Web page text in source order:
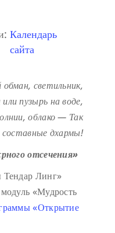
Календарь
сайта
светильник,
пузырь на воде,
облако — Так
дхармы!
отсечения»
Тендар Линг»
«Мудрость
«Открытие